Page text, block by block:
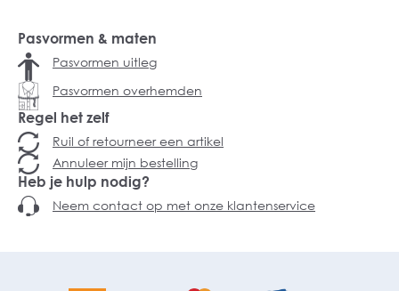
Pasvormen & maten
Pasvormen uitleg
Pasvormen overhemden
Regel het zelf
Ruil of retourneer een artikel
Annuleer mijn bestelling
Heb je hulp nodig?
Neem contact op met onze klantenservice